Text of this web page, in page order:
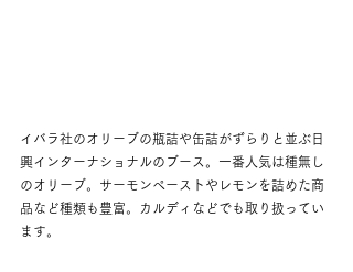
イバラ社のオリーブの瓶詰や缶詰がずらりと並ぶ日
興インターナショナルのブース。一番人気は種無し
のオリーブ。サーモンペーストやレモンを詰めた商
品など種類も豊富。カルディなどでも取り扱ってい
ます。